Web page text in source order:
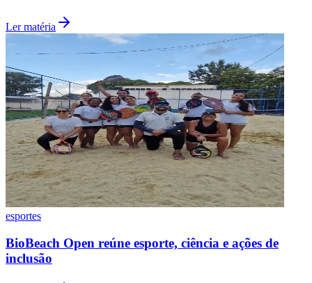
São Paulo
Ler matéria
esportes
BioBeach Open reúne esporte, ciência e ações de
inclusão